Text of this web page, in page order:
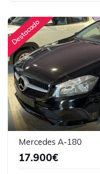
Destacado
Mercedes A-180
17.900€